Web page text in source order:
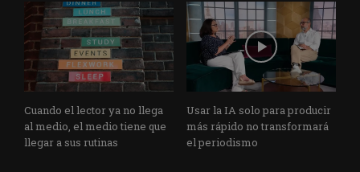
Cuando el lector ya no llega
al medio, el medio tiene que
llegar a sus rutinas
Usar la IA solo para producir
más rápido no transformará
el periodismo